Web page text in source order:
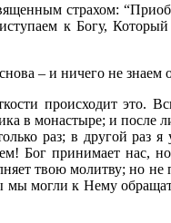
страхом:
к Богу,
– и ничего не
происходит это.
в монастыре; и
раз; в другой раз
Бог принимает нас,
твою молитву; но
мы могли к Нему